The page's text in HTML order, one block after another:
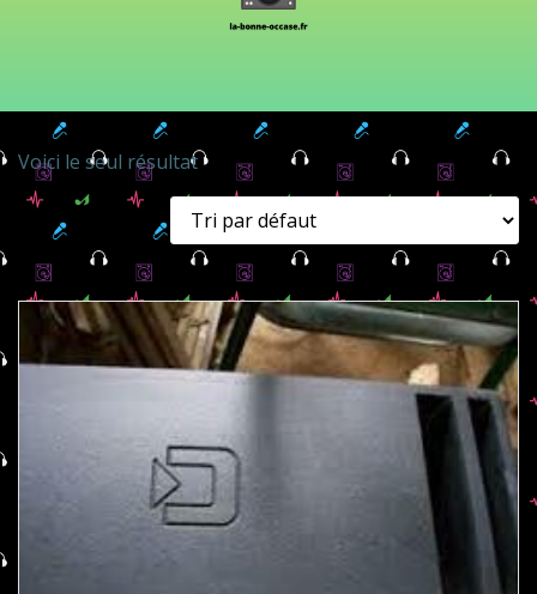
Voici le seul résultat